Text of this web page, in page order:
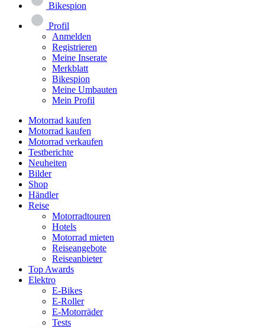
Bikespion
Profil
Anmelden
Registrieren
Meine Inserate
Merkblatt
Bikespion
Meine Umbauten
Mein Profil
Motorrad kaufen
Motorrad kaufen
Motorrad verkaufen
Testberichte
Neuheiten
Bilder
Shop
Händler
Reise
Motorradtouren
Hotels
Motorrad mieten
Reiseangebote
Reiseanbieter
Top Awards
Elektro
E-Bikes
E-Roller
E-Motorräder
Tests